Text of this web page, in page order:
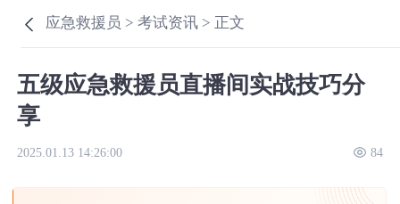
应急救援员 >考试资讯 > 正文
五级应急救援员直播间实战技巧分
享
2025.01.13 14:26:00 84